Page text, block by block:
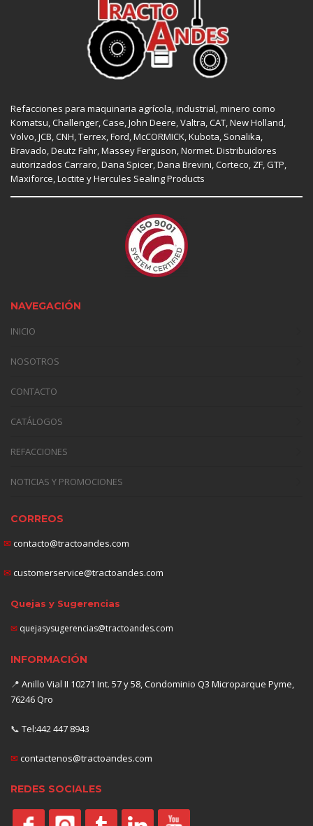
Refacciones para maquinaria agrícola, industrial, minero como
Komatsu, Challenger, Case John Deere , Valtra, CAT New Holland
Volvo, JCB CNH , Terrex, Ford , McCORMICK, Kubota , Sonalika,
Bravado, Deutz Fahr, Massey Ferguson Normet. Distribuidores
autorizados Carraro Dana Spicer , Dana Brevini, Corteco ZF GTP
Maxiforce, Loctite y Hercules Sealing Products
NAVEGACIÓN
INICIO
NOSOTROS
CONTACTO
CATÁLOGOS
REFACCIONES
NOTICIAS Y PROMOCIONES
CORREOS
✉ contacto@tractoandes.com
✉ customerservice@tractoandes.com
Quejas y Sugerencias
✉ quejasysugerencias@tractoandes.com
INFORMACIÓN
📍 Anillo Vial II 10271 Int. 57 y 58, Condominio Q3 Microparque Pyme,
76246 Qro
📞 Tel:442 447 8943
✉ contactenos@tractoandes.com
REDES SOCIALES